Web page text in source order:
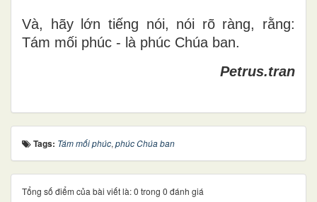
Và, hãy lớn tiếng nói, nói rõ ràng, rằng:
Tám mối phúc - là phúc Chúa ban.
Petrus.tran
Tags: Tám mối phúc, phúc Chúa ban
Tổng số điểm của bài viết là: 0 trong 0 đánh giá